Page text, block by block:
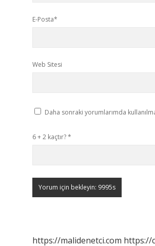
E-Posta*
Web Sitesi
Daha sonraki yorumlarımda
6 + 2 kaçtır?*
https://malidenetci.com https://